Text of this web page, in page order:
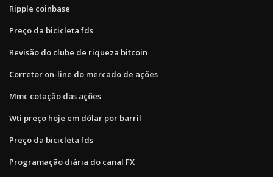
Ripple coinbase
Preço da bicicleta fds
Revisão do clube de riqueza bitcoin
Corretor on-line do mercado de ações
Mmc cotação das ações
Wti preço hoje em dólar por barril
Preço da bicicleta fds
Programação diária do canal FX